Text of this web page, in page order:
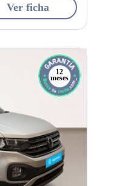
Ver ficha
12
meses